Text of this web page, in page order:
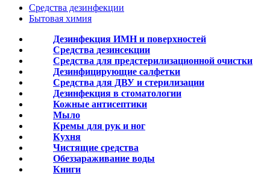
Средства дезинфекции
Бытовая химия
Дезинфекция ИМН и поверхностей
Средства дезинсекции
Средства для предстерилизационной очистки
Дезинфицирующие салфетки
Средства для ДВУ и cтерилизации
Дезинфекция в стоматологии
Кожные антисептики
Мыло
Кремы для рук и ног
Кухня
Чистящие средства
Обеззараживание воды
Книги